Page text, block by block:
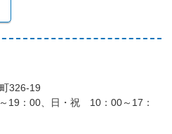
326-19
19：00、日・祝 10：00～17：